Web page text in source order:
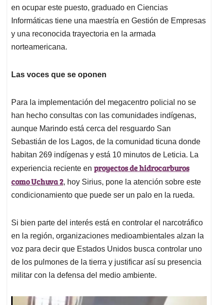
en ocupar este puesto, graduado en Ciencias
Informáticas tiene una maestría en Gestión de Empresas
y una reconocida trayectoria en la armada
norteamericana.
Las voces que se oponen
Para la implementación del megacentro policial no se
han hecho consultas con las comunidades indígenas,
aunque Marindo está cerca del resguardo San
Sebastián de los Lagos, de la comunidad ticuna donde
habitan 269 indígenas y está 10 minutos de Leticia. La
experiencia reciente en proyectos de hidrocarburos
como Uchuva 2, hoy Sirius, pone la atención sobre este
condicionamiento que puede ser un palo en la rueda.
Si bien parte del interés está en controlar el narcotráfico
en la región, organizaciones medioambientales alzan la
voz para decir que Estados Unidos busca controlar uno
de los pulmones de la tierra y justificar así su presencia
militar con la defensa del medio ambiente.